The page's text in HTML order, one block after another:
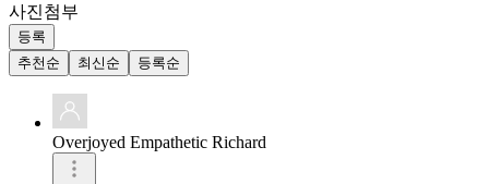
사진첨부
등록
추천순
최신순 등록순
Overjoyed Empathetic Richard